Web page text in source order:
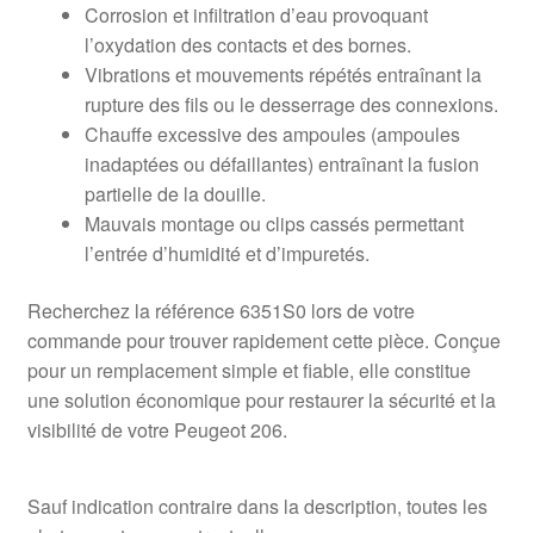
Corrosion et infiltration d’eau provoquant
l’oxydation des contacts et des bornes.
Vibrations et mouvements répétés entraînant la
rupture des fils ou le desserrage des connexions.
Chauffe excessive des ampoules (ampoules
inadaptées ou défaillantes) entraînant la fusion
partielle de la douille.
Mauvais montage ou clips cassés permettant
l’entrée d’humidité et d’impuretés.
Recherchez la référence 6351S0 lors de votre
commande pour trouver rapidement cette pièce. Conçue
pour un remplacement simple et fiable, elle constitue
une solution économique pour restaurer la sécurité et la
visibilité de votre Peugeot 206.
Sauf indication contraire dans la description, toutes les